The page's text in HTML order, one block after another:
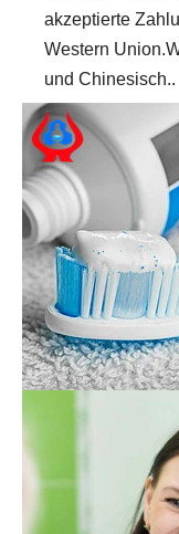
akzeptierte
Western
und Chinesisch..